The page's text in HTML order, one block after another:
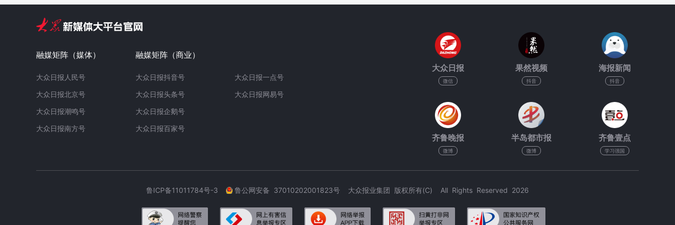
融媒矩阵（媒体）
大众日报人民号
大众日报北京号
大众日报潮鸣号
大众日报南方号
融媒矩阵（商业）
大众日报抖音号
大众日报头条号
大众日报企鹅号
大众日报百家号
大众日报一点号
大众日报网易号
大众日报
微信
果然视频
抖音
海报新闻
抖音
齐鲁晚报
微博
半岛都市报
微博
齐鲁壹点
学习强国
鲁ICP备11011784号-3 鲁公网安备 37010202001823号 大众报业集团 版权所有(C) All Rights Reserved 2026